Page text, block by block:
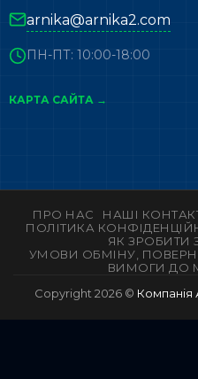
arnika@arnika2.com
ПН-ПТ: 10:00-18:00
КАРТА САЙТА →
ПРО НАС НАШІ
ПОЛІТИКА
ЯК ЗРОБИТИ
УМОВИ ОБМІНУ,
ВИМОГИ ДО
Copyright 2026 © Компанія